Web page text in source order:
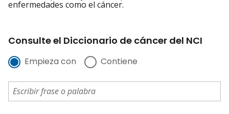
enfermedades como el cáncer.
Consulte el Diccionario de cáncer del NCI
Empieza con Contiene